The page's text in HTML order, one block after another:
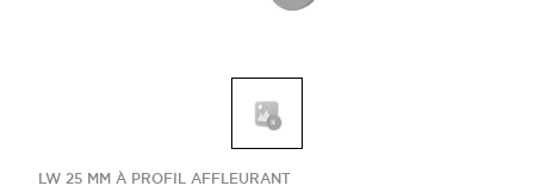
LW 25 MM À PROFIL AFFLEURANT